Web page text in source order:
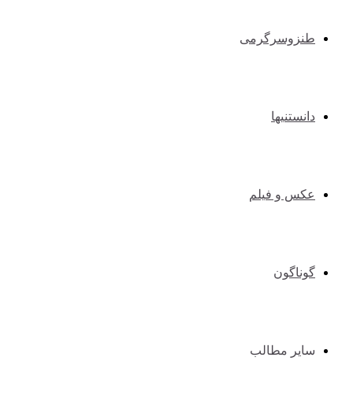
طنزوسرگرمی
دانستنیها
عکس و فیلم
گوناگون
سایر مطالب